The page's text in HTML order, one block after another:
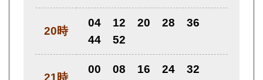
20時
04 12 20 28
36
44
52
21時
00 08 16 24
32